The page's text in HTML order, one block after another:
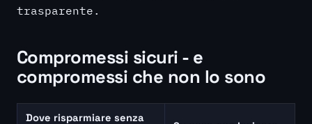
trasparente.
Compromessi sicuri - e
compromessi che non lo sono
Dove risparmiare senza